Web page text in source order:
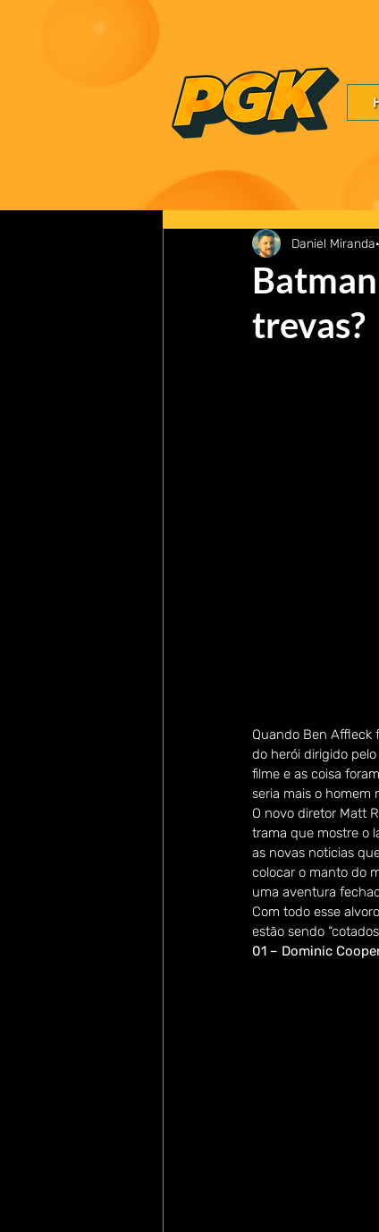
trevas?
Daniel Miranda
Quando Ben Affleck
do herói dirigido
filme e as coisa
seria mais o homem
O novo diretor Matt
trama que mostre o
as novas noticias
colocar o manto do
uma aventura
Com todo esse
estão sendo
01 – Dominic